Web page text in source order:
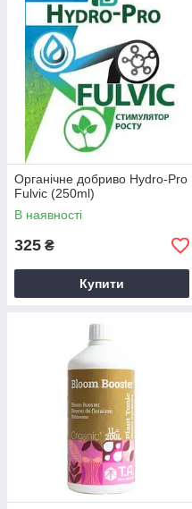
Органічне добриво Hydro-Pro
Fulvic (250ml)
В наявності
325 ₴
Купити